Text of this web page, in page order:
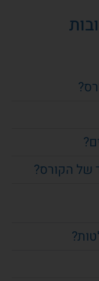
של הקורס?